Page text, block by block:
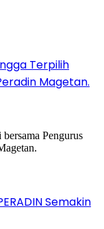
Terpilih
Magetan.
Semakin